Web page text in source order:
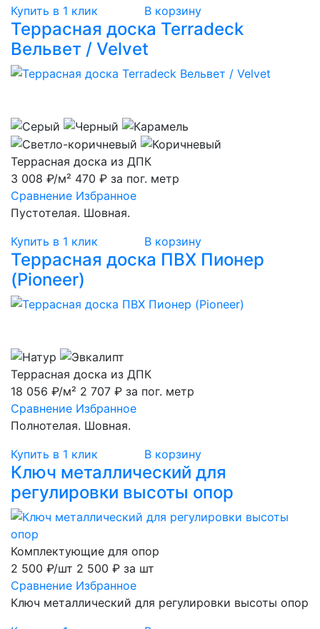
Купить в 1 клик
В корзину
Террасная доска Terradeck
Вельвет / Velvet
Террасная доска из ДПК
3 008 ₽/м² 470 ₽ за пог. метр
Сравнение Избранное
Пустотелая. Шовная.
Купить в 1 клик
В корзину
Террасная доска ПВХ Пионер
(Pioneer)
Террасная доска из ДПК
18 056 ₽/м² 2 707 ₽ за пог. метр
Сравнение Избранное
Полнотелая. Шовная.
Купить в 1 клик
В корзину
Ключ металлический для
регулировки высоты опор
Комплектующие для опор
2 500 ₽/шт 2 500 ₽ за шт
Сравнение Избранное
Ключ металлический для регулировки высоты опор